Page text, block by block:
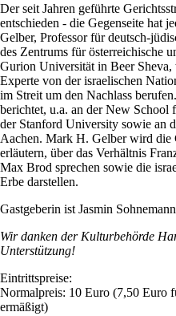
Der seit Jahren geführte
entschieden - die Gegenseite hat
Gelber, Professor für deutsch-
des Zentrums für österreichische
Gurion Universität in Beer
Experte von der israelischen
im Streit um den Nachlass
berichtet, u.a. an der New School
der Stanford University sowie an
Aachen. Mark H. Gelber wird die
erläutern, über das Verhältnis
Max Brod sprechen sowie die
Erbe darstellen.
Gastgeberin ist Jasmin
Wir danken der Kulturbehörde
Unterstützung!
Eintrittspreise:
Normalpreis: 10 Euro (7,50 Euro
ermäßigt)